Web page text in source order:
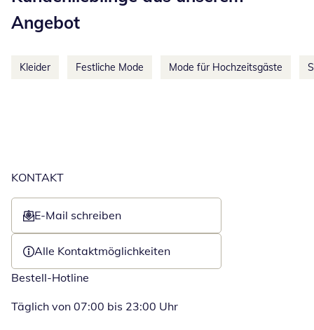
Angebot
Kleider Festliche Mode Mode für Hochzeitsgäste
KONTAKT
E-Mail schreiben
Öffnet E-Mail-Client
Alle Kontaktmöglichkeiten
Bestell-Hotline
Täglich von 07:00 bis 23:00 Uhr